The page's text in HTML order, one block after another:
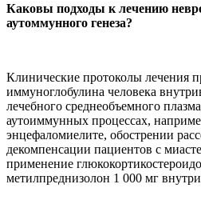
Каковы подходы к лечению
аутоммунного генеза?
Клинические протоколы лечения
иммуноглобулина человека
лечебного среднеобъемного
аутоиммунных процессах,
энцефаломиелите, обострении
декомпенсации пациентов с
применение
метилпреднизолон 1 000 мг